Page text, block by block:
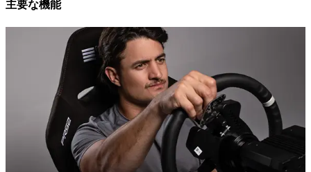
主要な機能